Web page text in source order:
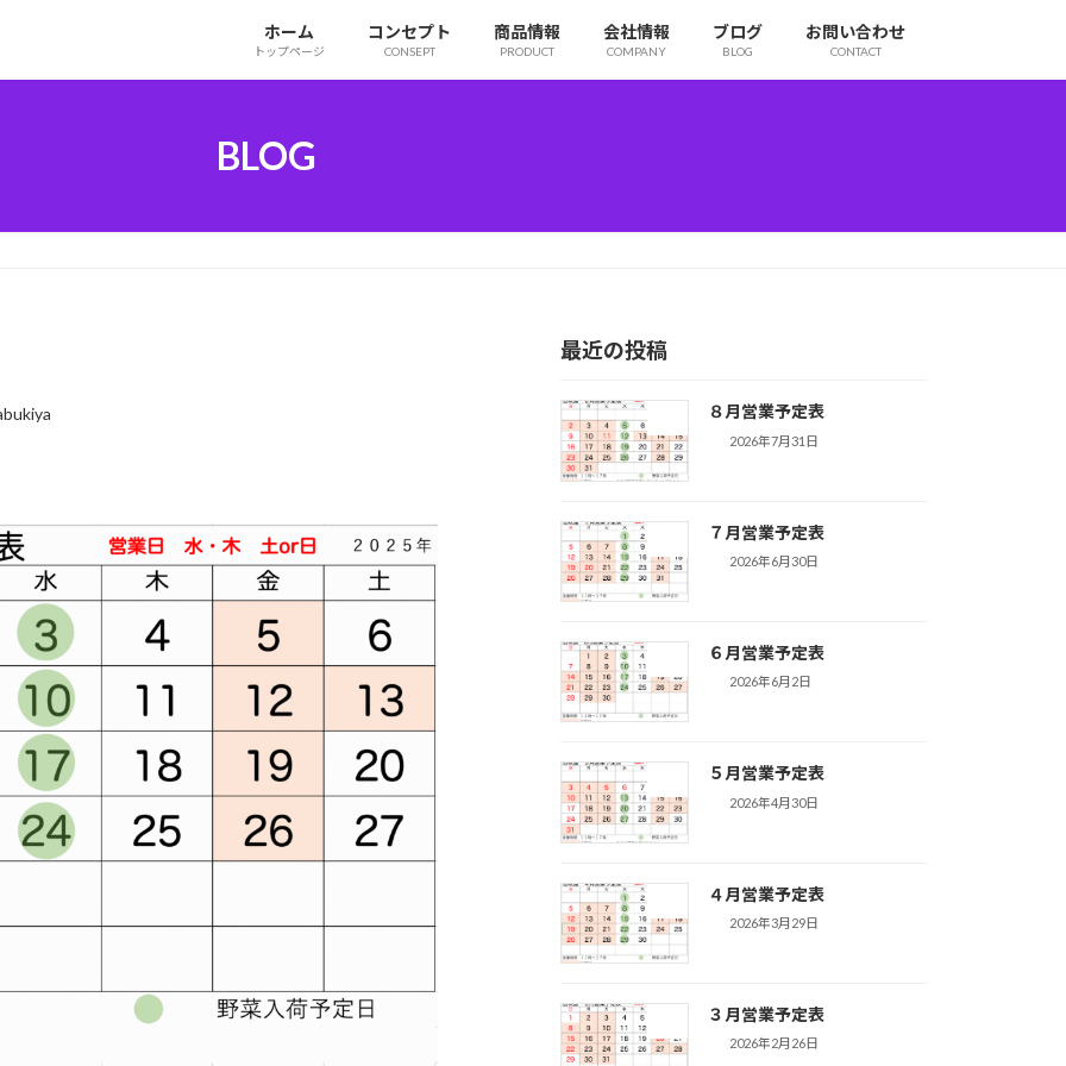
ホーム
トップページ
コンセプト
CONSEPT
商品情報
PRODUCT
会社情報
COMPANY
ブログ
BLOG
お問い合わせ
CONTACT
BLOG
最近の投稿
８月営業予定表
2026年7月31日
７月営業予定表
2026年6月30日
６月営業予定表
2026年6月2日
５月営業予定表
2026年4月30日
４月営業予定表
2026年3月29日
３月営業予定表
2026年2月26日